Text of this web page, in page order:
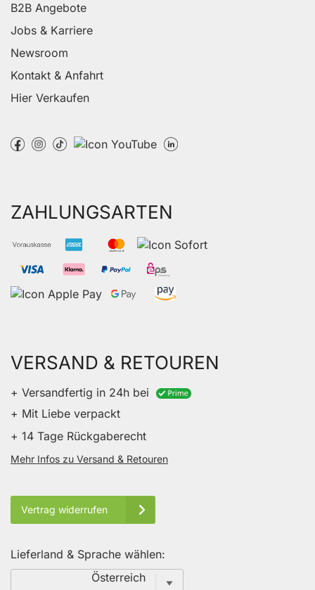
B2B Angebote
Jobs & Karriere
Newsroom
Kontakt & Anfahrt
Hier Verkaufen
ZAHLUNGSARTEN
VERSAND & RETOUREN
+ Versandfertig in 24h bei
+ Mit Liebe verpackt
+ 14 Tage Rückgaberecht
Mehr Infos zu Versand & Retouren
Vertrag widerrufen
Lieferland & Sprache wählen:
Österreich